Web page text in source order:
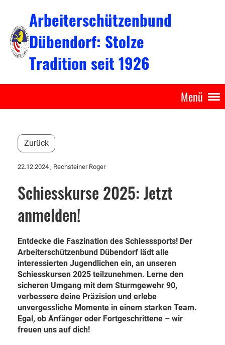
Arbeiterschützenbund
Dübendorf: Stolze
Tradition seit 1926
Menü
Zurück
22.12.2024 , Rechsteiner Roger
Schiesskurse 2025: Jetzt
anmelden!
Entdecke die Faszination des Schiesssports! Der
Arbeiterschützenbund Dübendorf lädt alle
interessierten Jugendlichen ein, an unseren
Schiesskursen 2025 teilzunehmen. Lerne den
sicheren Umgang mit dem Sturmgewehr 90,
verbessere deine Präzision und erlebe
unvergessliche Momente in einem starken Team.
Egal, ob Anfänger oder Fortgeschrittene – wir
freuen uns auf dich!